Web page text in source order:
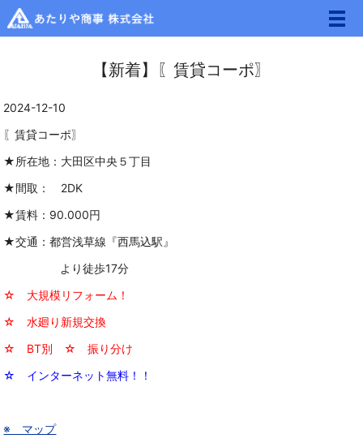
メ
【新着】〖賃貸コーポ〗
2024-12-10
〖賃貸コーポ〗
★所在地： 大田区中央５丁目
★間取： 2DK
★賃料：90.000円
★交通：都営浅草線 『西馬込駅 』
より徒歩17分
☆ 大規模リフォーム！
☆ 水廻り新規交換
☆ BT別 ☆ 振り分け
☆ インターネット無料！！
※ マップ